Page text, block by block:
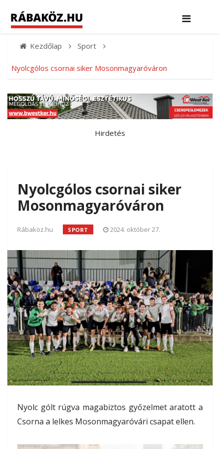
Kezdőlap Sport
Nyolcgólos csornai siker Mosonmagyaróváron
Hirdetés
Nyolcgólos csornai siker
Mosonmagyaróváron
Rábaköz.hu SPORT 2024. október 27.
Nyolc gólt rúgva magabiztos győzelmet aratott a
Csorna a lelkes Mosonmagyaróvári csapat ellen.